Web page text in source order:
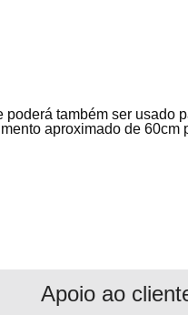
poderá também ser usado
aproximado de 60cm
Apoio ao